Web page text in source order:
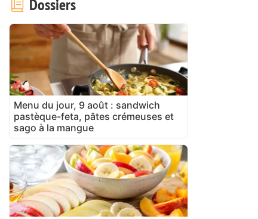
Dossiers
Menu du jour, 9 août : sandwich
pastèque-feta, pâtes crémeuses et
sago à la mangue